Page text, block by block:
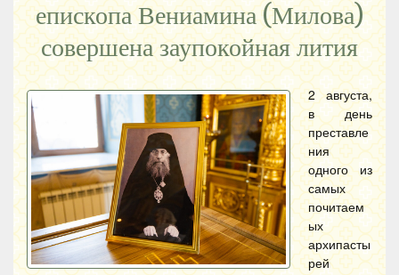
епископа Вениамина (Милова)
совершена заупокойная лития
2 августа,
в день
преставле
ния
одного из
самых
почитаем
ых
архипасты
рей